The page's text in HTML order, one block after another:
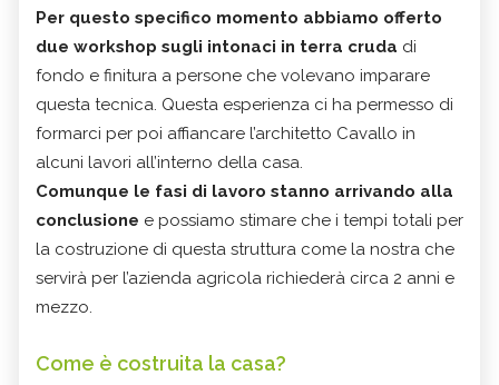
Per questo specifico momento abbiamo offerto
due workshop sugli intonaci in terra cruda di
fondo e finitura a persone che volevano imparare
questa tecnica. Questa esperienza ci ha permesso di
formarci per poi affiancare l’architetto Cavallo in
alcuni lavori all’interno della casa.
Comunque le fasi di lavoro stanno arrivando alla
conclusione e possiamo stimare che i tempi totali per
la costruzione di questa struttura come la nostra che
servirà per l’azienda agricola richiederà circa 2 anni e
mezzo.
Come è costruita la casa?